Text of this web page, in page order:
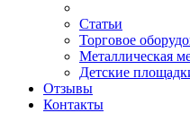
Статьи
Торговое
Металлическая
Детские
Отзывы
Контакты